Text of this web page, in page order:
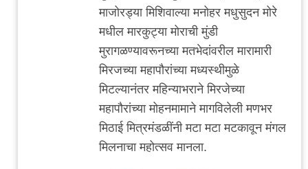
reply
चा
अनुप्रास
त्यागमूर्ती
हत्ती
माजोरड्या मिशिवाल्या मनोहर मधुसुदन मोरे
मधील मारकुट्या मोराची मुंडी
मुरागळण्यावरूनच्या मतभेदांवरील मारामारी
मिरजच्या महापौरांच्या मध्यस्थीमुळे
मिटल्यानंतर महिन्याभराने मिरजेच्या
महापौरांच्या मोहनमामाने मागविलेली मणभर
मिठाई मित्रमंडळींनी मटा मटा मटकावून मंगल
मिलनाचा महोत्सव मानला.